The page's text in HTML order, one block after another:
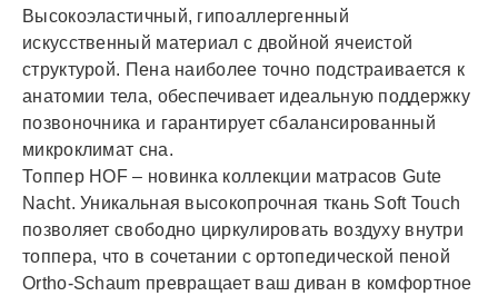
Высокоэластичный, гипоаллергенный
искусственный материал с двойной ячеистой
структурой. Пена наиболее точно подстраивается к
анатомии тела, обеспечивает идеальную поддержку
позвоночника и гарантирует сбалансированный
микроклимат сна.
Топпер HOF – новинка коллекции матрасов Gute
Nacht. Уникальная высокопрочная ткань Soft Touch
позволяет свободно циркулировать воздуху внутри
топпера, что в сочетании с ортопедической пеной
Ortho-Schaum превращает ваш диван в комфортное